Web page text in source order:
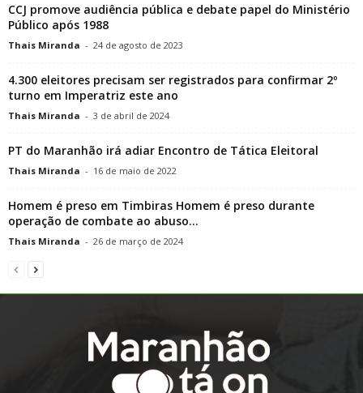
CCJ promove audiência pública e debate papel do Ministério
Público após 1988
Thais Miranda - 24 de agosto de 2023
4.300 eleitores precisam ser registrados para confirmar 2º
turno em Imperatriz este ano
Thais Miranda - 3 de abril de 2024
PT do Maranhão irá adiar Encontro de Tática Eleitoral
Thais Miranda - 16 de maio de 2022
Homem é preso em Timbiras Homem é preso durante
operação de combate ao abuso...
Thais Miranda - 26 de março de 2024